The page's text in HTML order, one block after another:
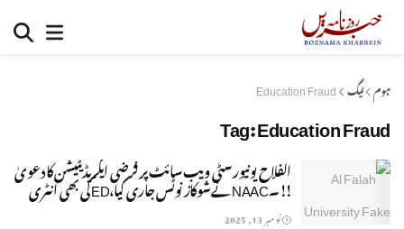
ہوم ٹیگ Education Fraud
Tag:Education Fraud
الفلاح یونیورسٹی ویب سائٹ پر فرضی ایکریڈیٹیشن کا دعویٰ
!!۔NAAC نے شوکاز نوٹس جاری کیا،EDکی بھی انٹری
نومبر 13, 2025